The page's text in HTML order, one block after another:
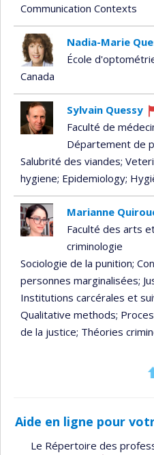
Communication Contexts
Nadia-Marie
École
Canada
Sylvain Quessy
Faculté de
Département de
Salubrité des viandes;
hygiene; Epidemiology;
Marianne
Faculté des arts
criminologie
Sociologie de la punition;
personnes marginalisées;
Institutions carcérales et
Qualitative methods;
de la justice; Théories
Aide en ligne pour
Le Répertoire des